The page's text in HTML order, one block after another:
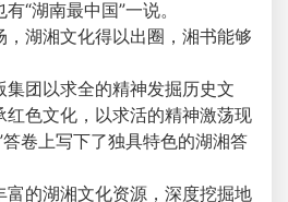
湖南最中国”一说。
湖湘文化得以出圈，湘书能够
团以求全的精神发掘历史文
红色文化，以求活的精神激荡现
卷上写下了独具特色的湖湘答
的湖湘文化资源，深度挖掘地